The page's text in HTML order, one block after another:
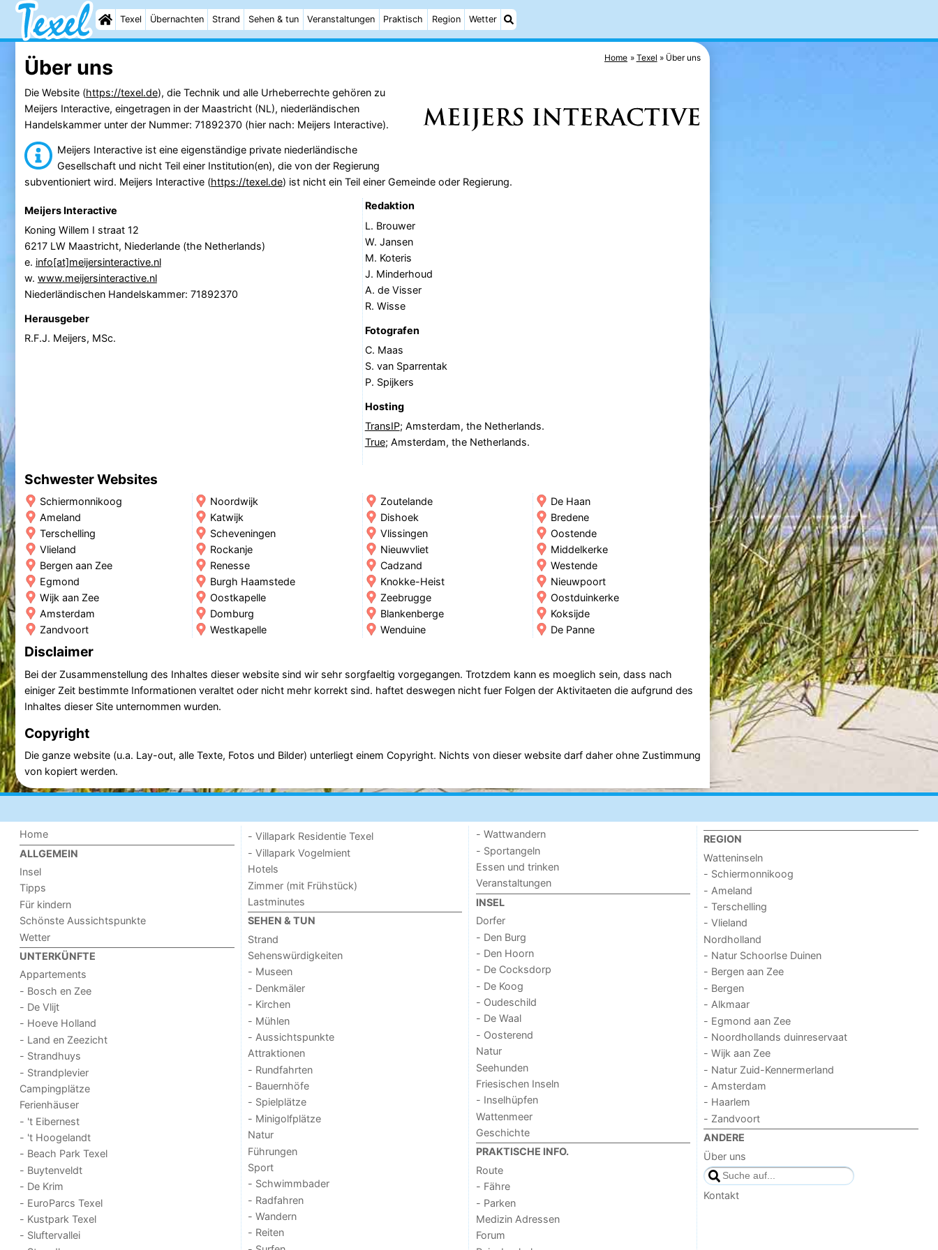
Texel Übernachten Strand Sehen & tun Veranstaltungen Praktisch Region Wetter
Home Texel Über uns
Über uns
Die Website (https://texel.de), die Technik und alle Urheberrechte gehören zu
Meijers Interactive, eingetragen in der Maastricht (NL), niederländischen
Handelskammer unter der Nummer: 71892370 (hier nach: Meijers Interactive).
Meijers Interactive ist eine eigenständige private niederländische
Gesellschaft und nicht Teil einer Institution(en), die von der Regierung
subventioniert wird. Meijers Interactive (https://texel.de) ist nicht ein Teil einer Gemeinde oder Regierung.
Meijers Interactive
Koning Willem I straat 12
6217 LW Maastricht, Niederlande (the Netherlands)
e. info[at]meijersinteractive.nl
w. www.meijersinteractive.nl
Niederländischen Handelskammer: 71892370
Herausgeber
R.F.J. Meijers, MSc.
Redaktion
L. Brouwer
W. Jansen
M. Koteris
J. Minderhoud
A. de Visser
R. Wisse
Fotografen
C. Maas
S. van Sparrentak
P. Spijkers
Hosting
TransIP; Amsterdam, the Netherlands.
True; Amsterdam, the Netherlands.
Schwester Websites
Schiermonnikoog
Ameland
Terschelling
Vlieland
Bergen aan Zee
Egmond
Wijk aan Zee
Amsterdam
Zandvoort
Noordwijk
Katwijk
Scheveningen
Rockanje
Renesse
Burgh Haamstede
Oostkapelle
Domburg
Westkapelle
Zoutelande
Dishoek
Vlissingen
Nieuwvliet
Cadzand
Knokke-Heist
Zeebrugge
Blankenberge
Wenduine
De Haan
Bredene
Oostende
Middelkerke
Westende
Nieuwpoort
Oostduinkerke
Koksijde
De Panne
Disclaimer
Bei der Zusammenstellung des Inhaltes dieser website sind wir sehr sorgfaeltig vorgegangen. Trotzdem kann es moeglich sein, dass nach
einiger Zeit bestimmte Informationen veraltet oder nicht mehr korrekt sind. haftet deswegen nicht fuer Folgen der Aktivitaeten die aufgrund des
Inhaltes dieser Site unternommen wurden.
Copyright
Die ganze website (u.a. Lay-out, alle Texte, Fotos und Bilder) unterliegt einem Copyright. Nichts von dieser website darf daher ohne Zustimmung
von kopiert werden.
Home
ALLGEMEIN
Insel
Tipps
Für kindern
Schönste Aussichtspunkte
Wetter
UNTERKÜNFTE
Appartements
- Bosch en Zee
- De Vlijt
- Hoeve Holland
- Land en Zeezicht
- Strandhuys
- Strandplevier
Campingplätze
Ferienhäuser
- 't Eibernest
- 't Hoogelandt
- Beach Park Texel
- Buytenveldt
- De Krim
- EuroParcs Texel
- Kustpark Texel
- Sluftervallei
- Villapark Residentie Texel
- Villapark Vogelmient
Hotels
Zimmer (mit Frühstück)
Lastminutes
SEHEN & TUN
Strand
Sehenswürdigkeiten
- Museen
- Denkmäler
- Kirchen
- Mühlen
- Aussichtspunkte
Attraktionen
- Rundfahrten
- Bauernhöfe
- Spielplätze
- Minigolfplätze
Natur
Führungen
Sport
- Schwimmbader
- Radfahren
- Wandern
- Reiten
- Wattwandern
- Sportangeln
Essen und trinken
Veranstaltungen
INSEL
Dorfer
- Den Burg
- Den Hoorn
- De Cocksdorp
- De Koog
- Oudeschild
- De Waal
- Oosterend
Natur
Seehunden
Friesischen Inseln
- Inselhüpfen
Wattenmeer
Geschichte
PRAKTISCHE INFO.
Route
- Fähre
- Parken
Medizin Adressen
Forum
REGION
Watteninseln
- Schiermonnikoog
- Ameland
- Terschelling
- Vlieland
Nordholland
- Natur Schoorlse Duinen
- Bergen aan Zee
- Bergen
- Alkmaar
- Egmond aan Zee
- Noordhollands duinreservaat
- Wijk aan Zee
- Natur Zuid-Kennermerland
- Amsterdam
- Haarlem
- Zandvoort
ANDERE
Über uns
Kontakt